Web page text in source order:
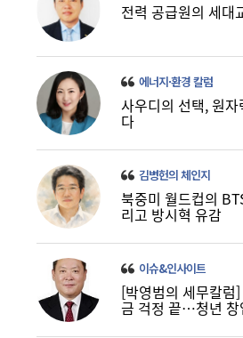
19:20
‘적자 전환’
전력 공급원의 세대
에너지·환경 칼럼
사우디의 선택, 원
다
김병헌의 체인지
북중미 월드컵의
리고 방시혁 유감
이슈&인사이트
[박영범의 세무칼럼
금 걱정 끝…청년 창